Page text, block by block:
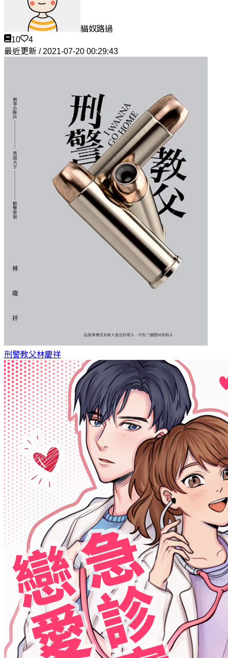
貓奴路過
10
4
最近更新 / 2021-07-20 00:29:43
刑警教父林慶祥